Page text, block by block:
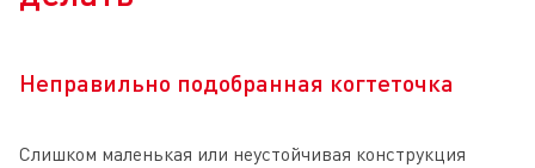
Неправильно подобранная когтеточка
Слишком маленькая или неустойчивая конструкция